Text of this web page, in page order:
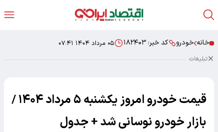
خانه خودرو کد خبر: ۱۸۲۴۰۳ ۰۵ مرداد ۱۴۰۴ ۰۷:۴۱
تبلیغات
قیمت خودرو امروز یکشنبه ۵ مرداد ۱۴۰۴ /
بازار خودرو نوسانی شد + جدول